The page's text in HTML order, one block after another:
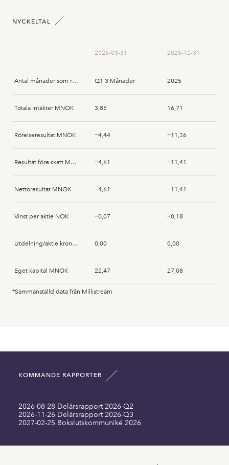
Tore Grøttum 2025-05-19 Subscription
Thorvald Steen 2025-05-19 Subscription
Kari Furu 2025-05-19 Allotment
Lars Tiller 2024-11-22 Acquisition
Ronny Hermansen 2024-11-22 Acquisition
NYCKELTAL
2026-03-31 2025-12-31
Antal månader som rapporten avser Q1 3 Månader 2025
Totala intäkter MNOK 3,85 16,71
Rörelseresultat MNOK −4,44 −11,26
Resultat före skatt MNOK −4,61 −11,41
Nettoresultat MNOK −4,61 −11,41
Vinst per aktie NOK −0,07 −0,18
Utdelning/aktie kronor NOK 0,00 0,00
Eget kapital MNOK 22,47 27,08
Omsättningstillgångar MNOK 27,51 31,07
Summa tillgångar MNOK 49,21
Långfristiga skulder inklusive MNOK 8,72
*Sammanställd data från Millistream
KOMMANDE RAPPORTER
2026-08-28 Delårsrapport 2026-Q2
2026-11-26 Delårsrapport 2026-Q3
2027-02-25 Bokslutskommuniké 2026